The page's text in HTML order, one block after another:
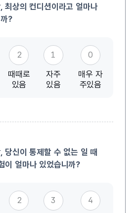
최상의 컨디션이라고 얼마나
?
2
때때로
있음
1
자주
있음
0
매우 자
주있음
당신이 통제할 수 없는 일 때
이 얼마나 있었습니까?
2
3
4